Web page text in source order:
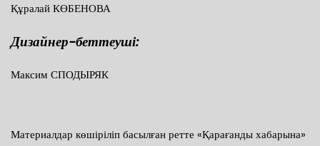
Құралай КӨБЕНОВА
Дизайнер-беттеуші:
Максим СПОДЫРЯК
Материалдар көшіріліп басылған ретте «Қарағанды хабарына»